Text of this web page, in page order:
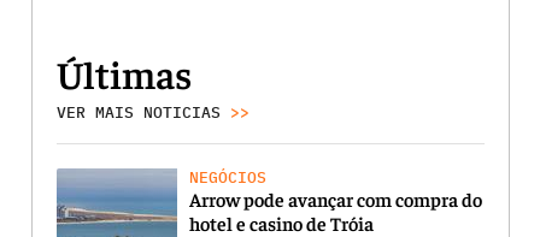
Últimas
VER MAIS NOTICIAS >>
NEGÓCIOS
Arrow pode avançar com compra do
hotel e casino de Tróia